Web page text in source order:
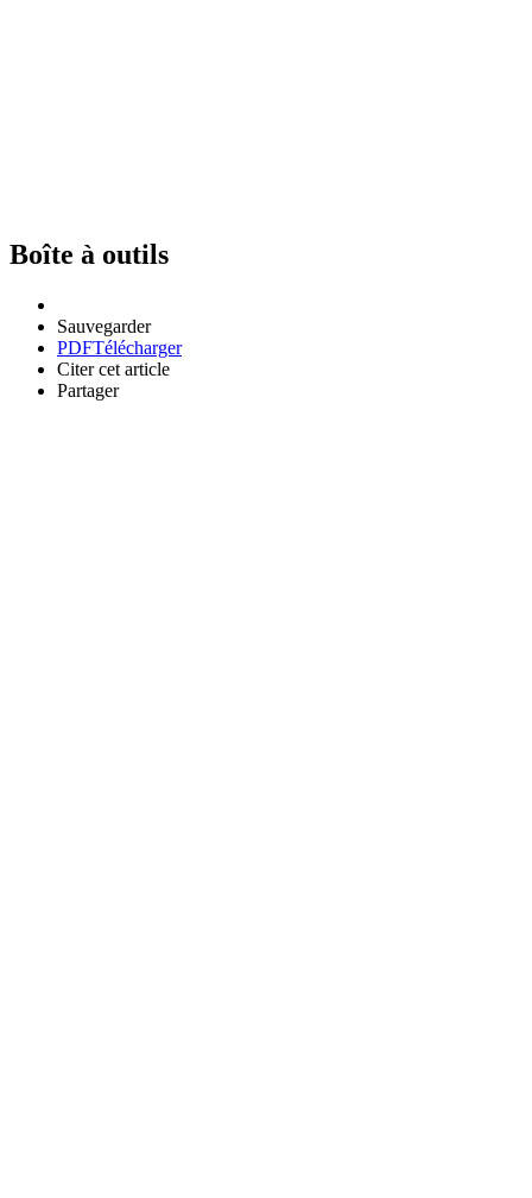
Boîte à outils
Sauvegarder
PDFTélécharger
Citer cet article
Partager